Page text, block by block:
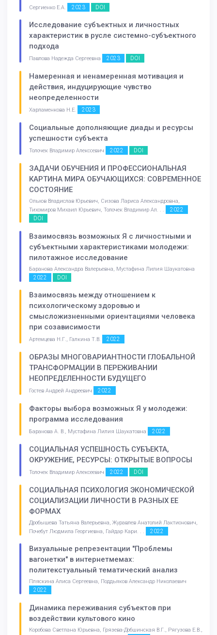
Сергиенко Е.А. 2023 DOI
Исследование субъектных и личностных
характеристик в русле системно-субъектного
подхода
Павлова Надежда Сергеевна 2023 DOI
Намеренная и ненамеренная мотивация и
действия, индуцирующие чувство
неопределенности
Харламенкова Н.Е. 2023
Социальные дополняющие диады и ресурсы
успешности субъекта
Толочек Владимир Алекссевич 2022 DOI
ЗАДАЧИ ОБУЧЕНИЯ И ПРОФЕССИОНАЛЬНАЯ
КАРТИНА МИРА ОБУЧАЮЩИХСЯ: СОВРЕМЕННОЕ
СОСТОЯНИЕ
Ольхов Владислав Юрьевич, Сизова Лариса Александровна,
Тихомиров Михаил Юрьевич, Толочек Владимир Ал. . .
2022
DOI
Взаимосвязь возможных Я с личностными и
субъектными характеристиками молодежи:
пилотажное исследование
Баранова Александра Валерьевна, Мустафина Лилия Шаукатовна
2022 DOI
Взаимосвязь между отношением к
психологическому здоровью и
смысложизненными ориентациями человека
при созависимости
Артемцева Н.Г., Галкина Т.В. 2022
ОБРАЗЫ МНОГОВАРИАНТНОСТИ ГЛОБАЛЬНОЙ
ТРАНСФОРМАЦИИ В ПЕРЕЖИВАНИИ
НЕОПРЕДЕЛЕННОСТИ БУДУЩЕГО
Гостев Андрей Андреевич 2022
Факторы выбора возможных Я у молодежи:
программа исследования
Баранова А. В., Мустафина Лилия Шаукатовна 2022
СОЦИАЛЬНАЯ УСПЕШНОСТЬ СУБЪЕКТА,
ОКРУЖЕНИЕ, РЕСУРСЫ: ОТКРЫТЫЕ ВОПРОСЫ
Толочек Владимир Алексеевич 2022 DOI
СОЦИАЛЬНАЯ ПСИХОЛОГИЯ ЭКОНОМИЧЕСКОЙ
СОЦИАЛИЗАЦИИ ЛИЧНОСТИ В РАЗНЫХ ЕЕ
ФОРМАХ
Дробышева Татьяна Валерьевна, Журавлев Анатолий Лактионович,
Почебут Людмила Георгиевна, Гайдар Кари. . .
2022
Визуальные репрезентации "Проблемы
вагонетки" в интернетмемах:
политекстуальный тематический анализ
Пляскина Алиса Сергеевна, Поддьяков Александр Николаевич
2022
Динамика переживания субъектов при
воздействии культового кино
Коробова Светлана Юрьевна, Грязева-Добшинская В.Г., Рягузова Е.В.,